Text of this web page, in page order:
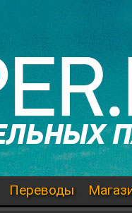
Переводы